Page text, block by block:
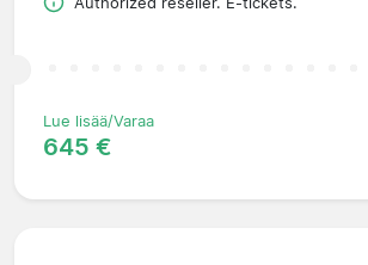
Lue lisää/Varaa
645 €